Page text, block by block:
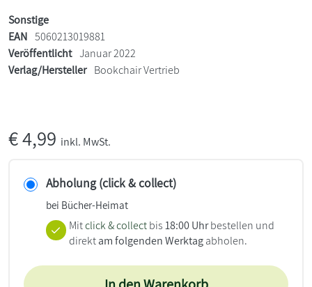
Sonstige
EAN 5060213019881
Veröffentlicht Januar 2022
Verlag/Hersteller Bookchair Vertrieb
€4,99 inkl. MwSt.
Abholung (click & collect)
bei Bücher-Heimat
Mitclick & collect bis18:00 Uhrbestellen und
direktam folgenden Werktagabholen.